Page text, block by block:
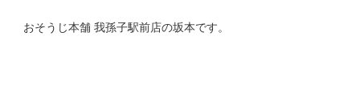
おそうじ本舗 我孫子駅前店の坂本です。